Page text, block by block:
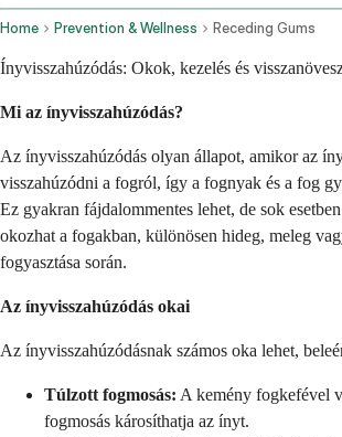
Home Prevention & Wellness Receding Gums
Ínyvisszahúzódás: Okok, kezelés és
Mi az ínyvisszahúzódás?
Az ínyvisszahúzódás olyan állapot, amikor az
visszahúzódni a fogról, így a fognyak és a fog
Ez gyakran fájdalommentes lehet, de sok
okozhat a fogakban, különösen hideg, meleg
fogyasztása során.
Az ínyvisszahúzódás okai
Az ínyvisszahúzódásnak számos oka lehet,
Túlzott fogmosás: A kemény fogkefével
fogmosás károsíthatja az ínyt.